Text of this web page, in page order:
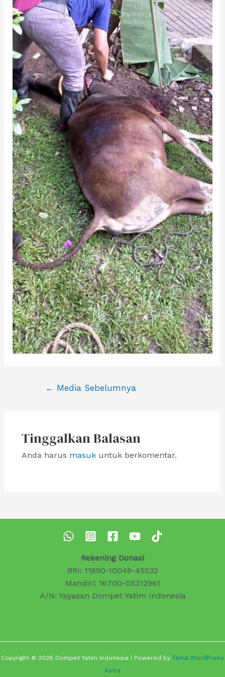
Navigasi
← Media Sebelumnya
Tinggalkan Balasan
Anda harus masukuntuk berkomentar.
Rekening Donasi
BRI: 11690-10049-45532
Mandiri: 16700-05312961
A/N: Yayasan Dompet Yatim Indonesia
Copyright © 2026 Dompet Yatim Indonesia | Powered by Tema WordPress
Astra